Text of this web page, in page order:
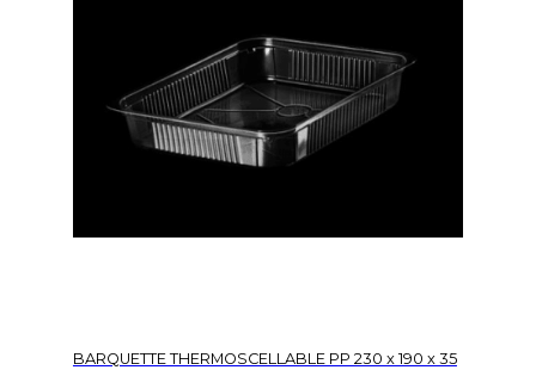
BARQUETTE THERMOSCELLABLE PP 230 x 190 x 35